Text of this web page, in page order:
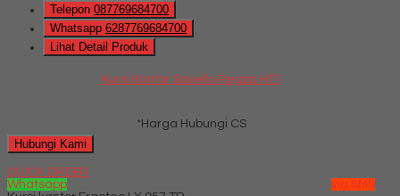
Telepon 087769684700
Whatsapp 6287769684700
Lihat Detail Produk
Kursi Kantor Savello Regza HT1
*Harga Hubungi CS
Hubungi Kami
QUICK ORDER
Whatsapp
via SMS